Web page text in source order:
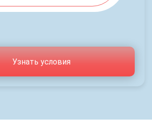
Узнать условия